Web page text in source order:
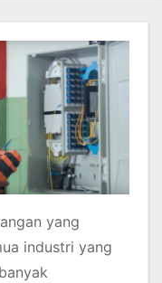
yang
industri yang